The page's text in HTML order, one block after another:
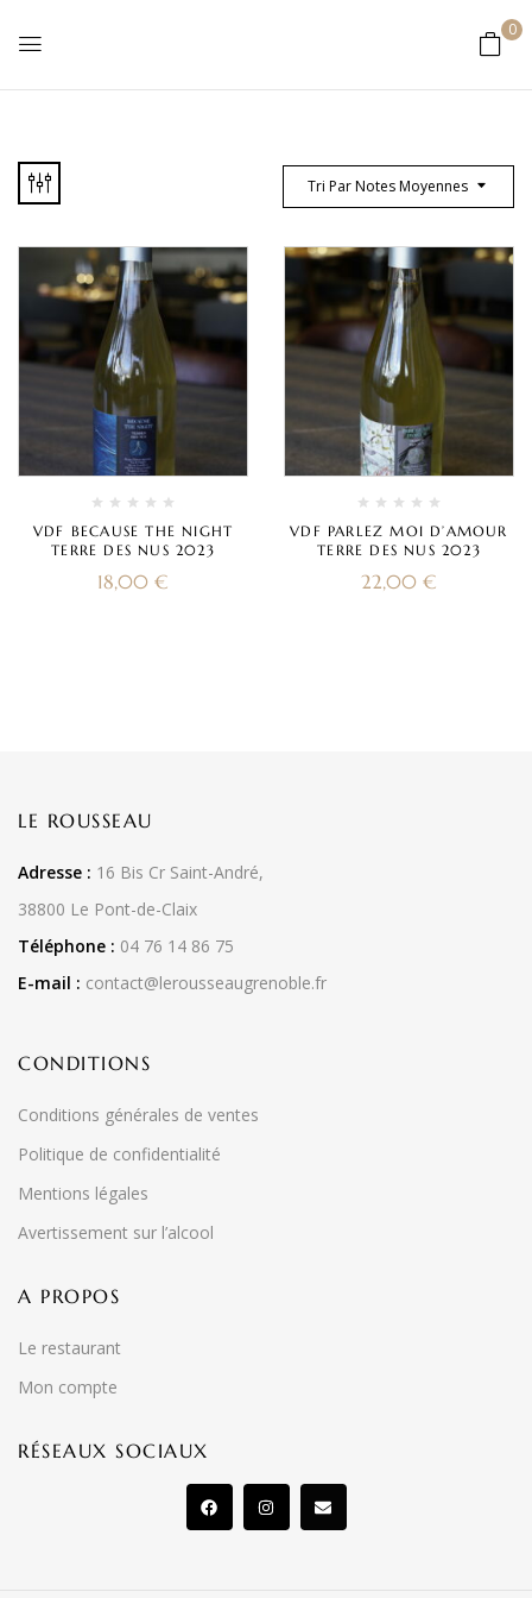
0
Tri Par Notes Moyennes
VDF BECAUSE THE NIGHT
TERRE DES NUS 2023
18,00 €
VDF PARLEZ MOI D’AMOUR
TERRE DES NUS 2023
22,00 €
LE ROUSSEAU
Adresse : 16 Bis Cr Saint-André,
38800 Le Pont-de-Claix
Téléphone : 04 76 14 86 75
E-mail : contact@lerousseaugrenoble.fr
CONDITIONS
Conditions générales de ventes
Politique de confidentialité
Mentions légales
Avertissement sur l’alcool
A PROPOS
Le restaurant
Mon compte
RÉSEAUX SOCIAUX